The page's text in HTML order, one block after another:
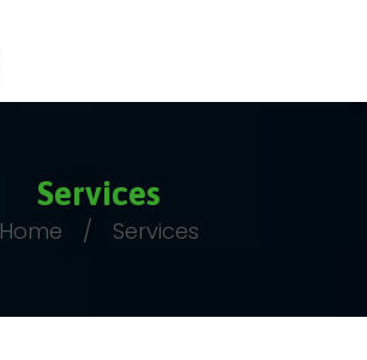
Services
Home Services